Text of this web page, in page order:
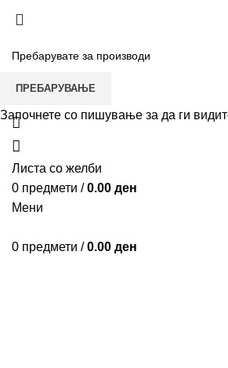
КАТАЛОГ
Листа со желби
0 предмети / 0.00 ден
Мени
0 предмети / 0.00 ден
ПРЕБАРУВАЊЕ
Започнете со пишување за да ги